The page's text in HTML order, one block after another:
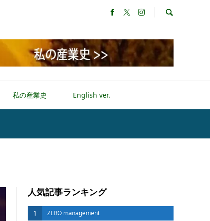
私の産業史 English ver.
人気記事ランキング
1 ZERO management